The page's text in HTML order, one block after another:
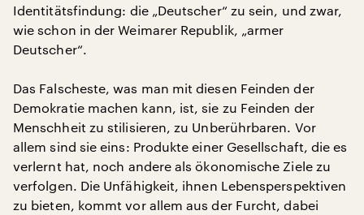
Identitätsfindung: die „Deutscher“ zu sein, und zwar,
wie schon in der Weimarer Republik, „armer
Deutscher“.
Das Falscheste, was man mit diesen Feinden der
Demokratie machen kann, ist, sie zu Feinden der
Menschheit zu stilisieren, zu Unberührbaren. Vor
allem sind sie eins: Produkte einer Gesellschaft, die es
verlernt hat, noch andere als ökonomische Ziele zu
verfolgen. Die Unfähigkeit, ihnen Lebensperspektiven
zu bieten, kommt vor allem aus der Furcht, dabei